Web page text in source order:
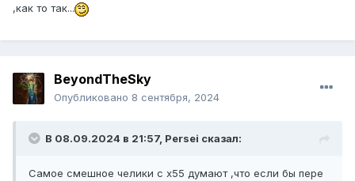
,как то так...
BeyondTheSky
Опубликовано 8 сентября, 2024
В 08.09.2024 в 21:57, Persei сказал:
Самое смешное челики с х55 думают ,что если бы пере